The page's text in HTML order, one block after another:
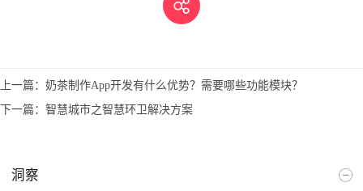
上一篇： 奶茶制作App开发有什么优势？需要哪些功能模块？
下一篇： 智慧城市之智慧环卫解决方案
洞察